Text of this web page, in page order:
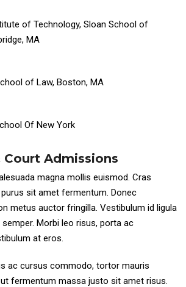
of Technology, Sloan School of
MA
of Law, Boston, MA
Of New York
Court Admissions
magna mollis euismod. Cras
sit amet fermentum. Donec
metus auctor fringilla. Vestibulum id ligula
Morbi leo risus, porta ac
at eros.
ac cursus commodo, tortor mauris
fermentum massa justo sit amet risus.